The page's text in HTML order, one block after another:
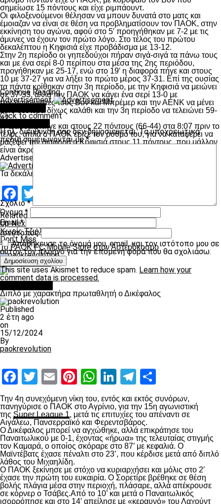
σημείωσε 15 πόντους και είχε ριμπάουντ.
Oι φιλοξενούμενοι θέλησαν να μπουν δυνατά στο ματς και
έμοιαζαν να είναι σε θέση να προβληματίσουν τον ΠΑΟΚ, στην
εκκίνηση του αγώνα, αφού στο 5′ προηγήθηκαν με 7-2 με τις
άμυνες να έχουν τον πρώτο λόγο. Στο τέλος του πρώτου
δεκαλέπτου η Κηφισιά είχε προβάδισμα με 13-12.
Στην 2η περίοδο οι γηπεδούχοι πήραν σιγά-σιγά τα πάνω τους
και με ένα σερί 8-0 περίπου στα μέσα της 2ης περιόδου,
προγήθηκαν με 25-17, ενώ στο 19′ η διαφορά πήγε και στους
10 με 37-27 για να λήξει το πρώτο μέρος 37-31. Επί της ουσίας
τα πάντα κρίθηκαν στην 3η περίοδο, με την Κηφισιά να μειώνει
σε 37-33, αλλά τον ΠΑΟΚ να κάνει ένα σερί 13-0 με
πρωταγωνιστές τους Βον και Μπρέμερ και την ΑΕΝΚ να μένει
5:43 δεύτερα δίχως καλάθι και την 3η περίοδο να τελειώνει 59-
42.
Η διαφορά πήγε και στους 22 πόντους (66-44) στα 8:07 πριν το
τέλος, απλά ο ΠΑΟΚ έριξε τον ρυθμό του, για να καταφέρει να
μαζέψει την διαφορά η Κηφισιά στους 11 πόντους, που μάλλον
είναι άκρως τιμητική για την εμφάνιση της.
Advertisement
Τα δεκάλεπτα: 12-13, 37-31, 59-42, 78-67.
Facebook
Related Topics:
Up Next
Χωρίς Τζιόλη και Μακ
Don't Miss
Το PAOK FC Mobile Store στον Αστερόκοσμο
paokrevolution
Continue Reading
Advertisement
Click to comment
Η ηλ. διεύθυνση σας δεν δημοσιεύεται. Τα υποχρεωτικά
πεδία σημειώνονται με*
Σχόλιο*
Όνομα*
Email*
Ιστότοπος
Αποθήκευσε το όνομά μου, email, και τον ιστότοπο μου σε
αυτόν τον πλοηγό για την επόμενη φορά που θα σχολιάσω.
This site uses Akismet to reduce spam. Learn how your
comment data is processed.
Διπλό με χαρακτήρα πρωταθλητή ο Δικέφαλος
Published
2 έτη ago
on
15/12/2024
By
paokrevolution
Facebook
Twitter
EmailPinterest
WhatsApp
LinkedIn
Telegram
Την 4η συνεχόμενη νίκη του, εντός και εκτός συνόρων,
πανηγύρισε ο ΠΑΟΚ στο Αγρίνιο, για την 15η αγωνιστική
της Super League 1, μετά τις επιτυχίες του απέναντι σε
Αιγάλεω, Πανσερραϊκό και Φερεντσβάρος.
Ο Δικέφαλος μπορεί να αγχώθηκε, αλλά επικράτησε του
Παναιτωλικού με 0-1, έχοντας «ήρωα» της τελευταίας στιγμής
τον Καμαρά, ο οποίος σκόραρε στο 87’ με κεφαλιά. Ο
Μαϊντέβατς έχασε πέναλτι στο 23’, που κέρδισε μετά από διπλό
λάθος του Μιχαηλίδη.
Ο ΠΑΟΚ ξεκίνησε με στόχο να κυριαρχήσει και μόλις στο 2′
έχασε την πρώτη του ευκαιρία. Ο Σορετίρε βρέθηκε σε θέση
βολής πλάγια μέσα στην περιοχή, πλάσαρε, αλλά απέκρουσε
σε κόρνερ ο Τσάβες.Από το 10’ και μετά ο Παναιτωλικός
ισορρόπησε και στο 14′ απείλησε με «κεραυνό» του Λαχούντ